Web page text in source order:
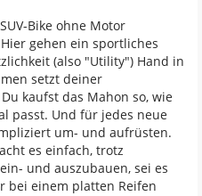
Bike ohne Motor
gehen ein sportliches
(also "Utility") Hand in
setzt deiner
kaufst das Mahon so, wie
passt. Und für jedes neue
um- und aufrüsten.
es einfach, trotz
und auszubauen, sei es
bei einem platten Reifen